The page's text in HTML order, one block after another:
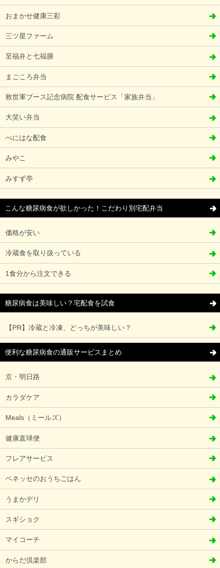
おまかせ健康三彩
三ツ星ファーム
至福弁と七福膳
まごころ弁当
救世軍ブース記念病院 配食サービス「家族弁当」
大笑い弁当
べにはな配食
みやこ
みすず亭
こんな糖尿病食が欲しかった！こだわり別宅配弁当
価格が安い
冷蔵食を取り扱っている
1食分から注文できる
糖尿病食は美味しい？宅配食を試食
【PR】冷蔵と冷凍、どっちが美味しい？
便利な糖尿病食の通販サービスまとめ
京・明日路
カラダケア
Meals（ミールズ）
健康直球便
フレアサービス
ベネッセのおうちごはん
うまかデリ
スギショク
マイコーチ
からだ倶楽部